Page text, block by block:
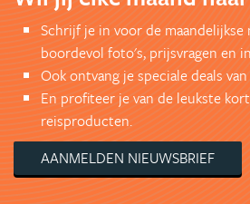
Schrijf je in voor de
boordevol foto's, prijsvragen en
Ook ontvang je speciale deals
En profiteer je van de leukste
reisproducten.
AANMELDEN NIEUWSBRIEF